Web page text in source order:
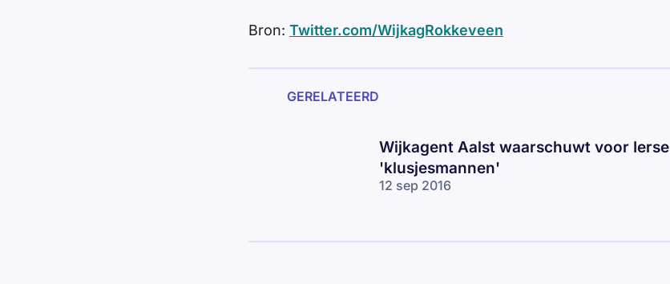
Bron: Twitter.com/WijkagRokkeveen
GERELATEERD
Wijkagent Aalst waarschuwt voor Ierse
'klusjesmannen'
12 sep 2016